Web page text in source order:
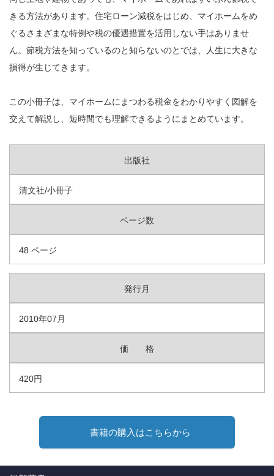
きる方法があります。住宅ローン減税をはじめ、マイホームをめ
ぐるさまざまな特例や税の優遇措置を活用しない手はありませ
ん。節税方法を知っているのと知らないのとでは、人生に大きな
損得が生じてきます。
この小冊子は、マイホームにまつわる税金をわかりやすく図解を
交えて解説し、短時間でも理解できるようにまとめています。
出版社
清文社/小冊子
ページ数
48 ページ
発行月
2010年07月
価 格
420円
書籍の購入はこちらから